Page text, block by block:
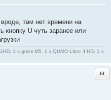
там нет времени на
кнопку U чуть заранее или
1 x gmini M5, 1 x QUMO Libro II HD, 1 x